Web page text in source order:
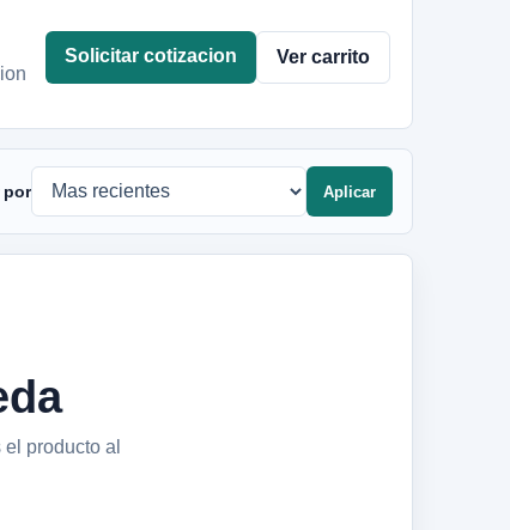
Solicitar cotizacion Ver carrito
por Aplicar
producto al